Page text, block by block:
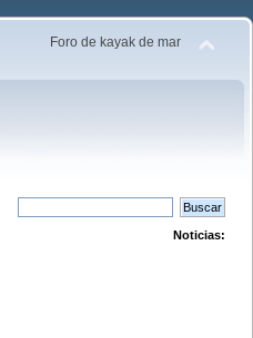
Foro de kayak de mar
Noticias: